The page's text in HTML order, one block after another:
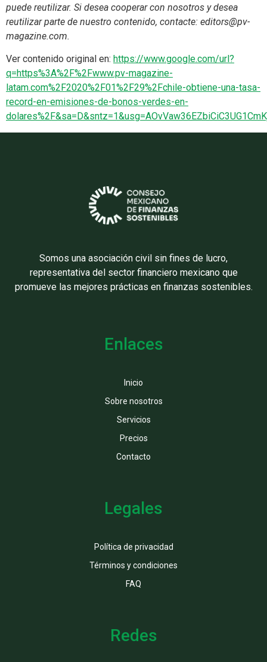
puede reutilizar. Si desea cooperar con nosotros y desea
reutilizar parte de nuestro contenido, contacte: editors@pv-
magazine.com.
Ver contenido original en: https://www.google.com/url?
q=https%3A%2F%2Fwww.pv-magazine-
latam.com%2F2020%2F01%2F29%2Fchile-obtiene-una-tasa-
record-en-emisiones-de-bonos-verdes-en-
Somos una asociación civil sin fines de lucro,
representativa del sector financiero mexicano que
promueve las mejores prácticas en finanzas sostenibles.
Enlaces
Inicio
Sobre nosotros
Servicios
Precios
Contacto
Legales
Política de privacidad
Términos y condiciones
FAQ
Redes